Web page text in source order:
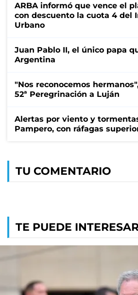
ARBA informó que vence el
con descuento la cuota 4 del
Urbano
Juan Pablo II, el único papa
Argentina
"Nos reconocemos
52ª Peregrinación a Luján
Alertas por viento y
Pampero, con ráfagas
TU COMENTARIO
TE PUEDE